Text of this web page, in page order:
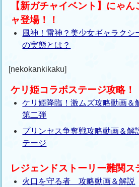
【新ガチャイベント】にゃ
ャ登場！！
風神！雷神？美少女ギャラクシ
の実態とは？
[nekokankikaku]
ケリ姫コラボステージ攻略！
ケリ姫降臨！激ムズ攻略動画
第二弾
プリンセス争奪戦攻略動画＆
テージ
レジェンドストーリー難関ス
火口を守る者 攻略動画＆解説